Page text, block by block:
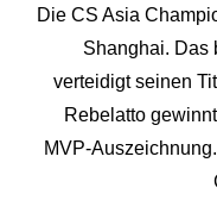
Die CS Asia
Shanghai. Das
verteidigt seinen
Rebelatto
MVP-